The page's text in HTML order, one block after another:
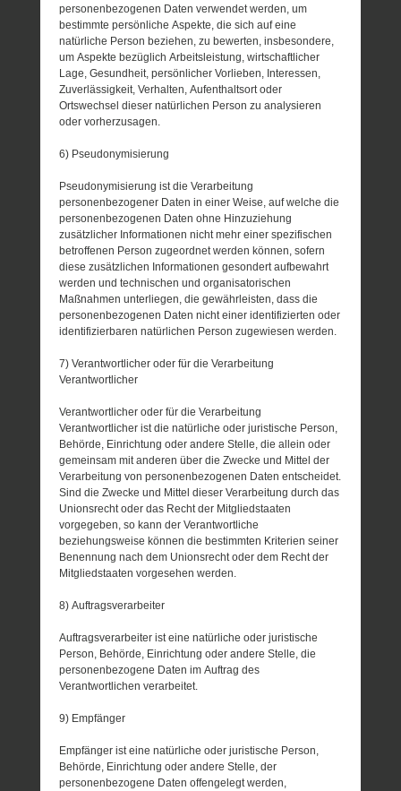
personenbezogenen Daten verwendet werden, um
bestimmte persönliche Aspekte, die sich auf eine
natürliche Person beziehen, zu bewerten, insbesondere,
um Aspekte bezüglich Arbeitsleistung, wirtschaftlicher
Lage, Gesundheit, persönlicher Vorlieben, Interessen,
Zuverlässigkeit, Verhalten, Aufenthaltsort oder
Ortswechsel dieser natürlichen Person zu analysieren
oder vorherzusagen.
6) Pseudonymisierung
Pseudonymisierung ist die Verarbeitung
personenbezogener Daten in einer Weise, auf welche die
personenbezogenen Daten ohne Hinzuziehung
zusätzlicher Informationen nicht mehr einer spezifischen
betroffenen Person zugeordnet werden können, sofern
diese zusätzlichen Informationen gesondert aufbewahrt
werden und technischen und organisatorischen
Maßnahmen unterliegen, die gewährleisten, dass die
personenbezogenen Daten nicht einer identifizierten oder
identifizierbaren natürlichen Person zugewiesen werden.
7) Verantwortlicher oder für die Verarbeitung
Verantwortlicher
Verantwortlicher oder für die Verarbeitung
Verantwortlicher ist die natürliche oder juristische Person,
Behörde, Einrichtung oder andere Stelle, die allein oder
gemeinsam mit anderen über die Zwecke und Mittel der
Verarbeitung von personenbezogenen Daten entscheidet.
Sind die Zwecke und Mittel dieser Verarbeitung durch das
Unionsrecht oder das Recht der Mitgliedstaaten
vorgegeben, so kann der Verantwortliche
beziehungsweise können die bestimmten Kriterien seiner
Benennung nach dem Unionsrecht oder dem Recht der
Mitgliedstaaten vorgesehen werden.
8) Auftragsverarbeiter
Auftragsverarbeiter ist eine natürliche oder juristische
Person, Behörde, Einrichtung oder andere Stelle, die
personenbezogene Daten im Auftrag des
Verantwortlichen verarbeitet.
9) Empfänger
Empfänger ist eine natürliche oder juristische Person,
Behörde, Einrichtung oder andere Stelle, der
personenbezogene Daten offengelegt werden,